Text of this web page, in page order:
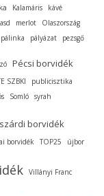
Kalamáris
kávé
merlot Olaszország
pálinka pályázat pezsgő
Pécsi borvidék
SZBKI
publicisztika
Somló syrah
borvidék
borvidék TOP25 újbor
Villányi Franc